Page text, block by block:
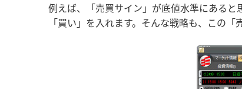
例えば、「売買サイン」が底値水準にある
「買い」を入れます。そんな戦略も、この